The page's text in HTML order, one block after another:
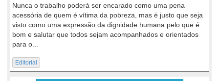
Nunca o trabalho poderá ser encarado como uma pena
acessória de quem é vítima da pobreza, mas é justo que seja
visto como uma expressão da dignidade humana pelo que é
bom e salutar que todos sejam acompanhados e orientados
para o...
Editorial